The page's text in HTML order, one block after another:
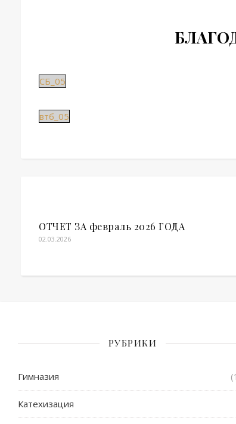
СБ_05
втб_05
ОТЧЕТ ЗА февраль 2026 ГОДА
02.03.2026
РУБРИКИ
Гимназия
Катехизация